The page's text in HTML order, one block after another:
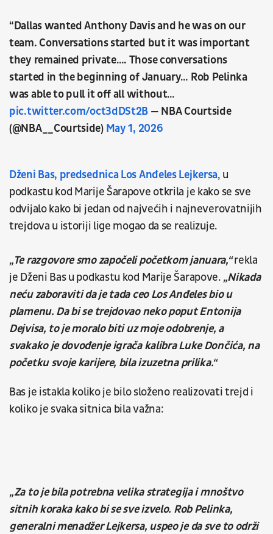
“Dallas wanted Anthony Davis and he was on our
team. Conversations started but it was important
they remained private…. Those conversations
started in the beginning of January… Rob Pelinka
was able to pull it off all without…
pic.twitter.com/oct3dDSt2B — NBA Courtside
(@NBA__Courtside) May 1, 2026
Dženi Bas, predsednica Los Anđeles Lejkersa, u
podkastu kod Marije Šarapove otkrila je kako se sve
odvijalo kako bi jedan od najvećih i najneverovatnijih
trejdova u istoriji lige mogao da se realizuje.
„Te razgovore smo započeli početkom januara,“rekla
je Dženi Bas u podkastu kod Marije Šarapove.„Nikada
neću zaboraviti da je tada ceo Los Anđeles bio u
plamenu. Da bi se trejdovao neko poput Entonija
Dejvisa, to je moralo biti uz moje odobrenje, a
svakako je dovođenje igrača kalibra Luke Dončića, na
početku svoje karijere, bila izuzetna prilika.“
Bas je istakla koliko je bilo složeno realizovati trejd i
koliko je svaka sitnica bila važna:
„Za to je bila potrebna velika strategija i mnoštvo
sitnih koraka kako bi se sve izvelo. Rob Pelinka,
generalni menadžer Lejkersa, uspeo je da sve to održi